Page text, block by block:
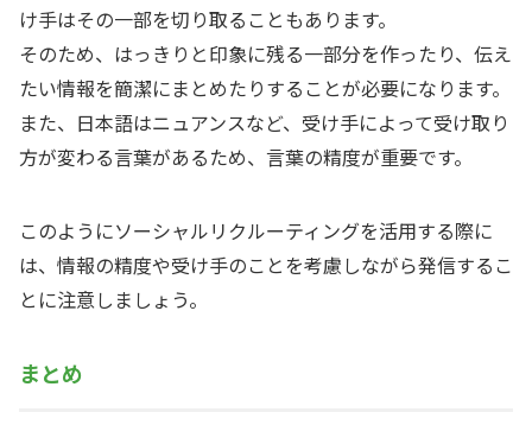
け手はその一部を切り取ることもあります。
そのため、はっきりと印象に残る一部分を作ったり、伝え
たい情報を簡潔にまとめたりすることが必要になります。
また、日本語はニュアンスなど、受け手によって受け取り
方が変わる言葉があるため、言葉の精度が重要です。
このようにソーシャルリクルーティングを活用する際に
は、情報の精度や受け手のことを考慮しながら発信するこ
とに注意しましょう。
まとめ